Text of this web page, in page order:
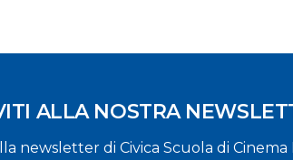
ALLA NOSTRA
newsletter di Civica Scuola di